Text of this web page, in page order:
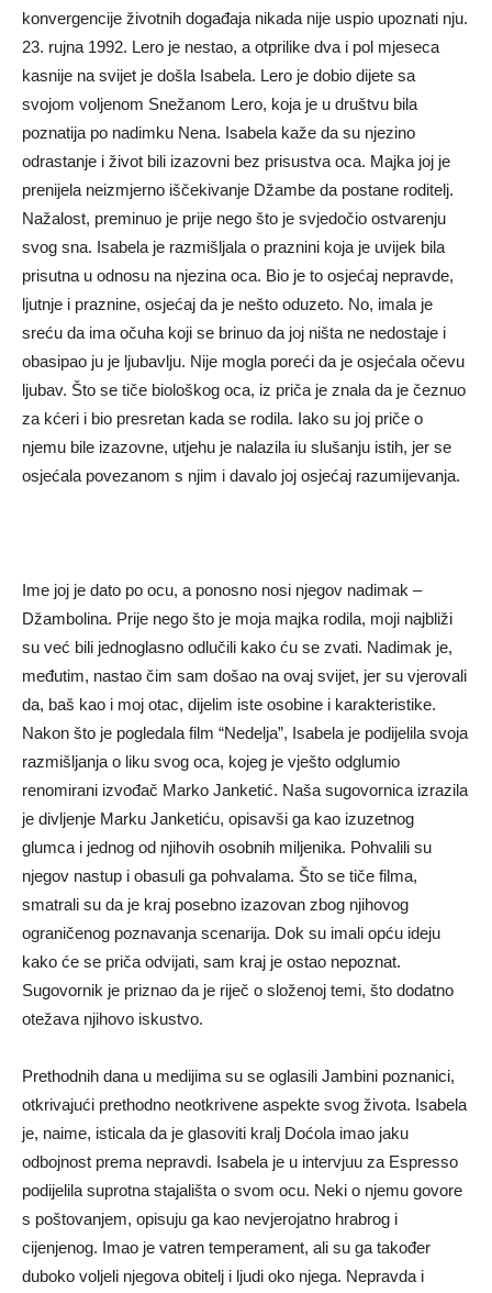
konvergencije životnih događaja nikada nije uspio upoznati nju.
23. rujna 1992. Lero je nestao, a otprilike dva i pol mjeseca
kasnije na svijet je došla Isabela. Lero je dobio dijete sa
svojom voljenom Snežanom Lero, koja je u društvu bila
poznatija po nadimku Nena. Isabela kaže da su njezino
odrastanje i život bili izazovni bez prisustva oca. Majka joj je
prenijela neizmjerno iščekivanje Džambe da postane roditelj.
Nažalost, preminuo je prije nego što je svjedočio ostvarenju
svog sna. Isabela je razmišljala o praznini koja je uvijek bila
prisutna u odnosu na njezina oca. Bio je to osjećaj nepravde,
ljutnje i praznine, osjećaj da je nešto oduzeto. No, imala je
sreću da ima očuha koji se brinuo da joj ništa ne nedostaje i
obasipao ju je ljubavlju. Nije mogla poreći da je osjećala očevu
ljubav. Što se tiče biološkog oca, iz priča je znala da je čeznuo
za kćeri i bio presretan kada se rodila. Iako su joj priče o
njemu bile izazovne, utjehu je nalazila iu slušanju istih, jer se
osjećala povezanom s njim i davalo joj osjećaj razumijevanja.
Ime joj je dato po ocu, a ponosno nosi njegov nadimak –
Džambolina. Prije nego što je moja majka rodila, moji najbliži
su već bili jednoglasno odlučili kako ću se zvati. Nadimak je,
međutim, nastao čim sam došao na ovaj svijet, jer su vjerovali
da, baš kao i moj otac, dijelim iste osobine i karakteristike.
Nakon što je pogledala film “Nedelja”, Isabela je podijelila svoja
razmišljanja o liku svog oca, kojeg je vješto odglumio
renomirani izvođač Marko Janketić. Naša sugovornica izrazila
je divljenje Marku Janketiću, opisavši ga kao izuzetnog
glumca i jednog od njihovih osobnih miljenika. Pohvalili su
njegov nastup i obasuli ga pohvalama. Što se tiče filma,
smatrali su da je kraj posebno izazovan zbog njihovog
ograničenog poznavanja scenarija. Dok su imali opću ideju
kako će se priča odvijati, sam kraj je ostao nepoznat.
Sugovornik je priznao da je riječ o složenoj temi, što dodatno
otežava njihovo iskustvo.
Prethodnih dana u medijima su se oglasili Jambini poznanici,
otkrivajući prethodno neotkrivene aspekte svog života. Isabela
je, naime, isticala da je glasoviti kralj Doćola imao jaku
odbojnost prema nepravdi. Isabela je u intervjuu za Espresso
podijelila suprotna stajališta o svom ocu. Neki o njemu govore
s poštovanjem, opisuju ga kao nevjerojatno hrabrog i
cijenjenog. Imao je vatren temperament, ali su ga također
duboko voljeli njegova obitelj i ljudi oko njega. Nepravda i